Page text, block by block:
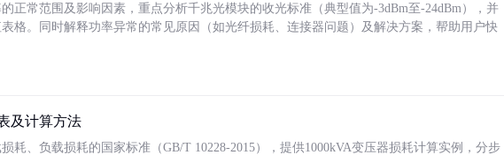
正常范围及影响因素，重点分析千兆光模块的收光标准（典型值为-3dBm至-24dBm），并
格。同时解释功率异常的常见原因（如光纤损耗、连接器问题）及解决方案，帮助用户快
及计算方法
耗、负载损耗的国家标准（GB/T 10228-2015），提供1000kVA变压器损耗计算实例，分步